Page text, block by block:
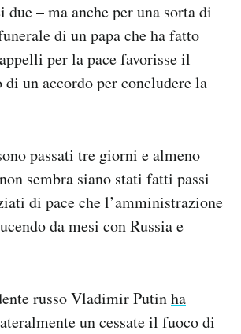
due – ma anche per una sorta di
di un papa che ha fatto
per la pace favorisse il
un accordo per concludere la
passati tre giorni e almeno
sembra siano stati fatti passi
di pace che l’amministrazione
da mesi con Russia e
russo Vladimir Putinha
un cessate il fuoco di